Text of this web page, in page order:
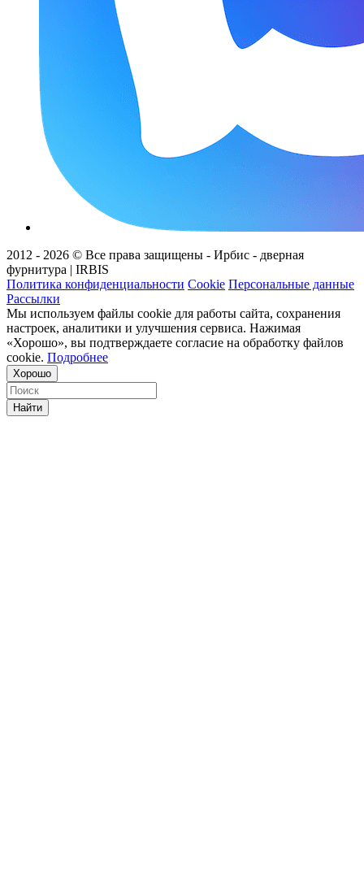
2012 - 2026 © Все права защищены - Ирбис - дверная
фурнитура | IRBIS
Политика конфиденциальности Cookie Персональные данные
Рассылки
Мы используем файлы cookie для работы сайта, сохранения
настроек, аналитики и улучшения сервиса. Нажимая
«Хорошо», вы подтверждаете согласие на обработку файлов
cookie. Подробнее
Хорошо
Найти